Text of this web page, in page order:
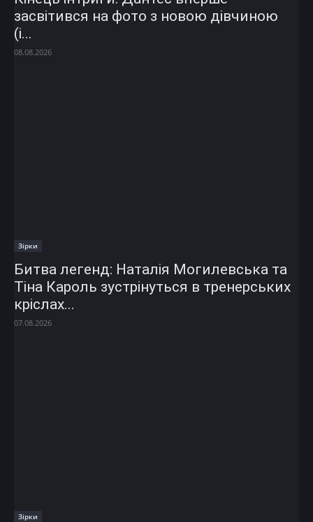
засвітився на фото з новою дівчиною
(і...
08.08.2026
Зірки
Битва легенд: Наталія Могилевська та
Тіна Кароль зустрінуться в тренерських
кріслах...
07.08.2026
Зірки